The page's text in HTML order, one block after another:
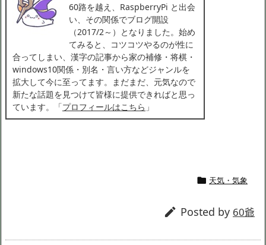
60路を越え、RaspberryPi と出会
い、その関係でブログ開設
（2017/2～）となりました。始め
てみると、コツコツやるのが性に
合ってしまい、漢字の記事から家の補修・将棋・
windows10関係・別名・言い方などジャンルを
拡大して今に至ってます。まだまだ、元気なので
新たな話題を見つけて皆様に提供できればと思っ
ています。「プロフィールはこちら 」
 天気・気象
 Posted by 60爺